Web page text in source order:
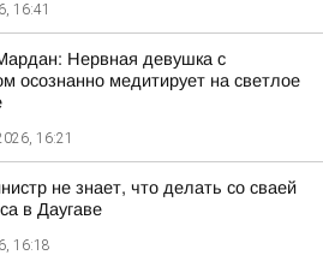
16:41
Нервная девушка с
осознанно медитирует на светлое
16:21
не знает, что делать со сваей
в Даугаве
16:18